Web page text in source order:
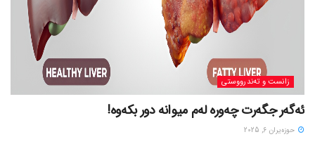
زانست و تەندرووستی
ئەگەر جگەرت چەورە لەم میوانە دور بکەوە!
حوزه‌یران 6, 2025